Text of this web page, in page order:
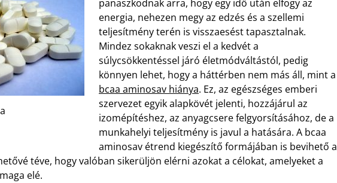
panaszkodnak arra, hogy egy idő után elfogy az
energia, nehezen megy az edzés és a szellemi
teljesítmény terén is visszaesést tapasztalnak.
Mindez sokaknak veszi el a kedvét a
súlycsökkentéssel járó életmódváltástól, pedig
könnyen lehet, hogy a háttérben nem más áll, mint a
bcaa aminosav hiánya. Ez, az egészséges emberi
szervezet egyik alapkövét jelenti, hozzájárul az
izomépítéshez, az anyagcsere felgyorsításához, de a
munkahelyi teljesítmény is javul a hatására. A bcaa
aminosav étrend kiegészítő formájában is bevihető a
téve, hogy valóban sikerüljön elérni azokat a célokat, amelyeket a
elé.